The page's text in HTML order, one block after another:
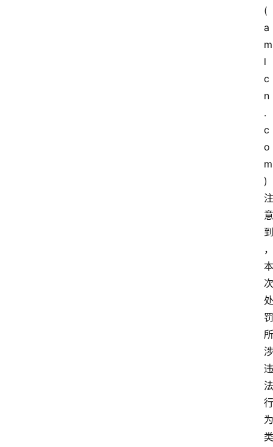
(
a
m
l
c
n
.
c
o
m
)
注
意
到
，
本
次
处
罚
所
涉
违
法
行
为
类